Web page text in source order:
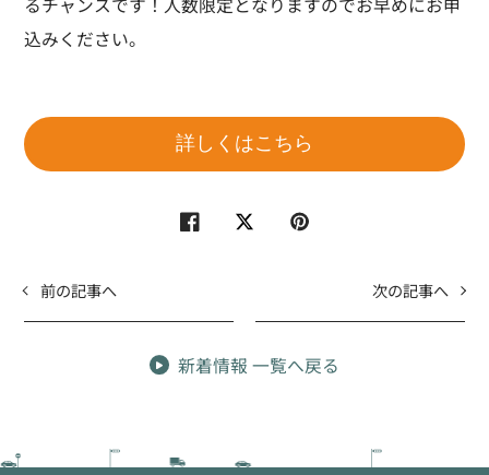
るチャンスです！人数限定となりますのでお早めにお申
込みください。
詳しくはこちら
Facebook
FacebookTwitter
TwitterPinterest
Pinterest
前の記事へ 次の記事へ
新着情報 一覧へ戻る